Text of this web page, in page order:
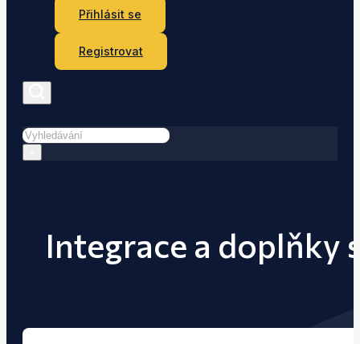
Přihlásit se
Registrovat
Hledat
Integrace a doplňky